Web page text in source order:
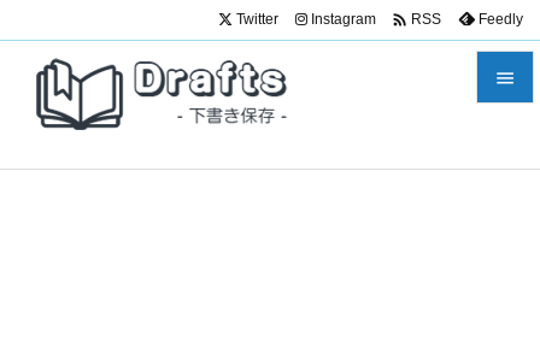

Twitter Instagram  RSS Feedly